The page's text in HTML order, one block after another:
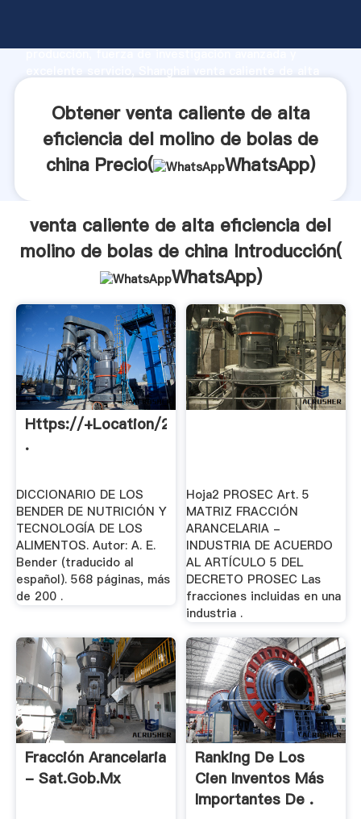
producción, fuerza de investigación avanzada y
crea el valor y aporta valores a todos los clientes.
Obtener venta caliente de alta
eficiencia del molino de bolas de
china Precio(
WhatsApp)
venta caliente de alta eficiencia del
molino de bolas de china Introducción(
WhatsApp)
Https://+Location/23.322081,
.
DICCIONARIO DE LOS
BENDER DE NUTRICIÓN Y
TECNOLOGÍA DE LOS
ALIMENTOS. Autor: A. E.
Bender (traducido al
español). 568 páginas, más
de 200 .
Hoja2 PROSEC Art. 5
MATRIZ FRACCIÓN
ARANCELARIA -
INDUSTRIA DE ACUERDO
AL ARTÍCULO 5 DEL
DECRETO PROSEC Las
fracciones incluidas en una
industria .
Fracción Arancelaria
- Sat.gob.mx
Ranking De Los
Cien Inventos Más
Importantes De .